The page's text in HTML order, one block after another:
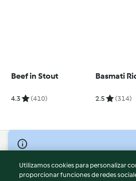
Beef in Stout
4.3 (410)
Basmati
2.5 (314)
© Copyright 2026
Términos de uso
Utilizamos cookies para personalizar
proporcionar funciones de redes